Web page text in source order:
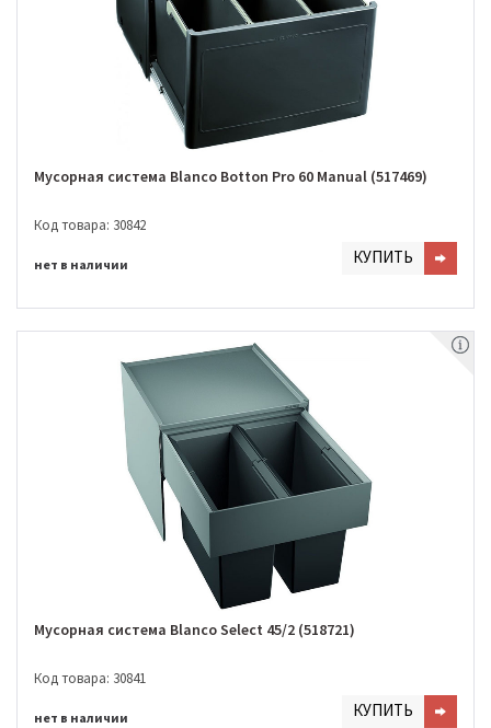
Мусорная система Blanco Botton Pro 60 Manual (517469)
Код товара: 30842
нет в наличии КУПИТЬ
Мусорная система Blanco Select 45/2 (518721)
Код товара: 30841
нет в наличии КУПИТЬ